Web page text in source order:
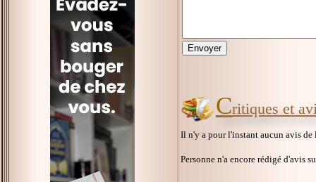
Critiques et
Il n'y a pour l'instant aucun avis
Personne n'a encore rédigé d'avis